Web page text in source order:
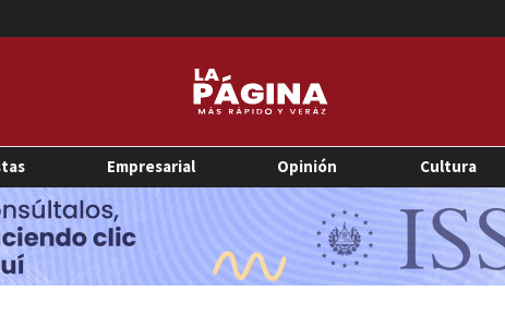
Empresarial Opinión Cultura